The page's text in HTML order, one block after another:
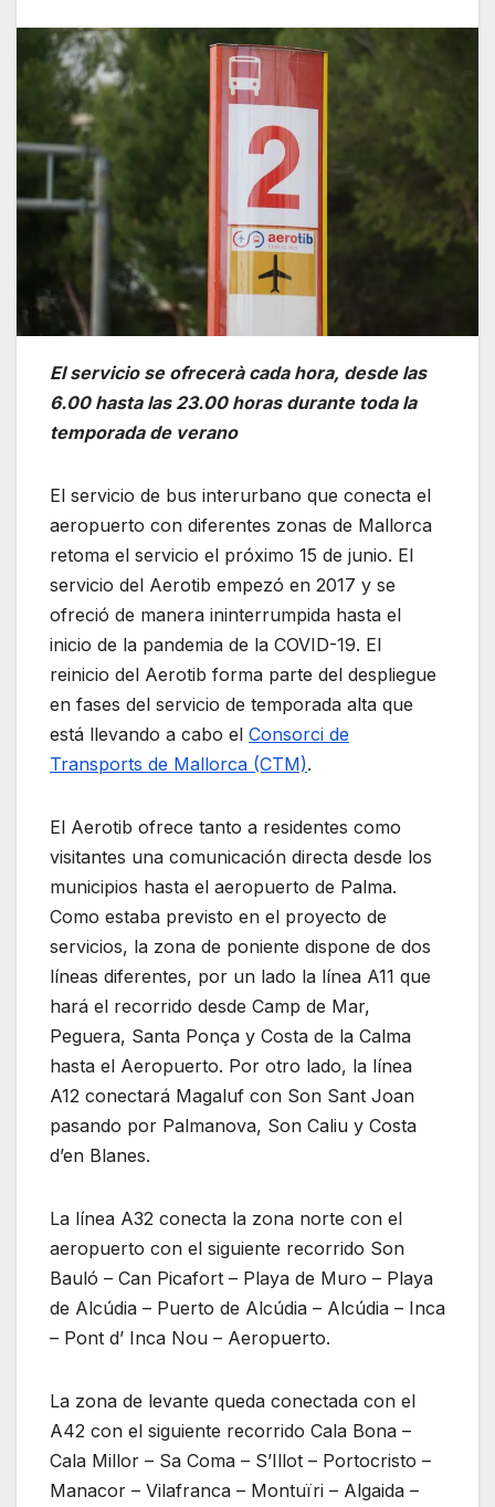
El servicio se ofrecerà cada hora, desde las
6.00 hasta las 23.00 horas durante toda la
temporada de verano
El servicio de bus interurbano que conecta el
aeropuerto con diferentes zonas de Mallorca
retoma el servicio el próximo 15 de junio. El
servicio del Aerotib empezó en 2017 y se
ofreció de manera ininterrumpida hasta el
inicio de la pandemia de la COVID-19. El
reinicio del Aerotib forma parte del despliegue
en fases del servicio de temporada alta que
está llevando a cabo el Consorci de
Transports de Mallorca (CTM).
El Aerotib ofrece tanto a residentes como
visitantes una comunicación directa desde los
municipios hasta el aeropuerto de Palma.
Como estaba previsto en el proyecto de
servicios, la zona de poniente dispone de dos
líneas diferentes, por un lado la línea A11 que
hará el recorrido desde Camp de Mar,
Peguera, Santa Ponça y Costa de la Calma
hasta el Aeropuerto. Por otro lado, la línea
A12 conectará Magaluf con Son Sant Joan
pasando por Palmanova, Son Caliu y Costa
d’en Blanes.
La línea A32 conecta la zona norte con el
aeropuerto con el siguiente recorrido Son
Bauló – Can Picafort – Playa de Muro – Playa
de Alcúdia – Puerto de Alcúdia – Alcúdia – Inca
– Pont d’ Inca Nou – Aeropuerto.
La zona de levante queda conectada con el
A42 con el siguiente recorrido Cala Bona –
Cala Millor – Sa Coma – S’Illot – Portocristo –
Manacor – Vilafranca – Montuïri – Algaida –